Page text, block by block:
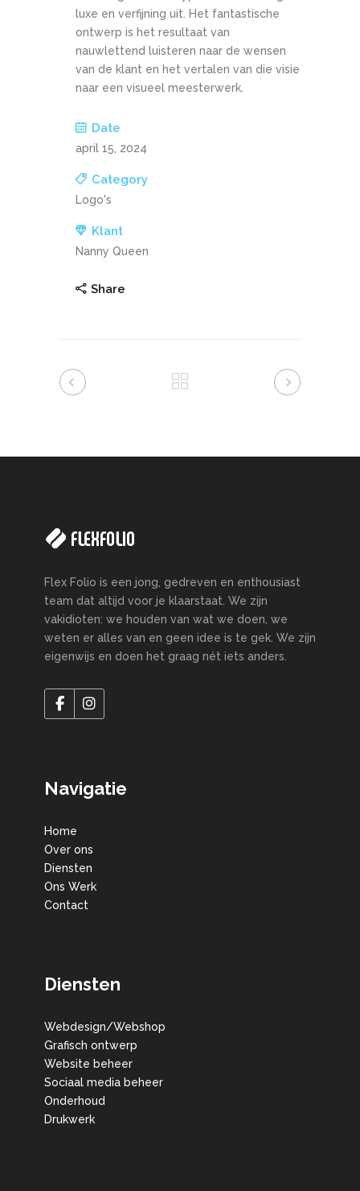
luxe en verfijning uit. Het fantastische
ontwerp is het resultaat van
nauwlettend luisteren naar de wensen
van de klant en het vertalen van die visie
naar een visueel meesterwerk.
Date
april 15, 2024
Category
Logo's
Klant
Nanny Queen
Share
Flex Folio is een jong, gedreven en enthousiast
team dat altijd voor je klaarstaat. We zijn
vakidioten: we houden van wat we doen, we
weten er alles van en geen idee is te gek. We zijn
eigenwijs en doen het graag nét iets anders.
Navigatie
Home
Over ons
Diensten
Ons Werk
Contact
Diensten
Webdesign/Webshop
Grafisch ontwerp
Website beheer
Sociaal media beheer
Onderhoud
Drukwerk